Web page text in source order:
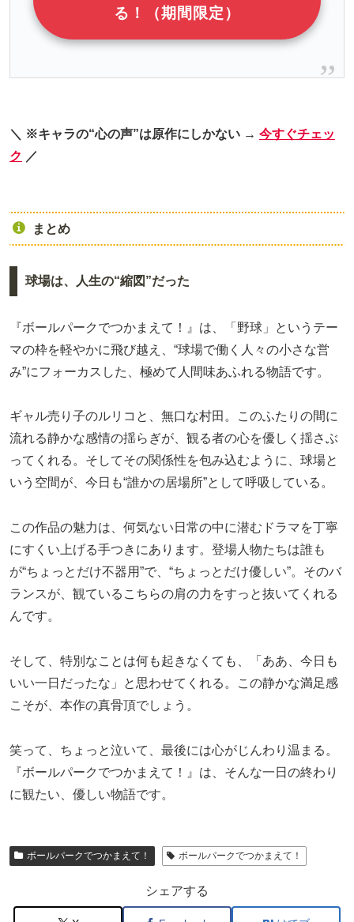
る！（期間限定）
＼ ※キャラの“心の声”は原作にしかない → 今すぐチェッ
ク ／
まとめ
球場は、人生の“縮図”だった
『ボールパークでつかまえて！』は、「野球」というテー
マの枠を軽やかに飛び越え、“球場で働く人々の小さな営
み”にフォーカスした、極めて人間味あふれる物語です。
ギャル売り子のルリコと、無口な村田。このふたりの間に
流れる静かな感情の揺らぎが、観る者の心を優しく揺さぶ
ってくれる。そしてその関係性を包み込むように、球場と
いう空間が、今日も“誰かの居場所”として呼吸している。
この作品の魅力は、何気ない日常の中に潜むドラマを丁寧
にすくい上げる手つきにあります。登場人物たちは誰も
が“ちょっとだけ不器用”で、“ちょっとだけ優しい”。そのバ
ランスが、観ているこちらの肩の力をすっと抜いてくれる
んです。
そして、特別なことは何も起きなくても、「ああ、今日も
いい一日だったな」と思わせてくれる。この静かな満足感
こそが、本作の真骨頂でしょう。
笑って、ちょっと泣いて、最後には心がじんわり温まる。
『ボールパークでつかまえて！』は、そんな一日の終わり
に観たい、優しい物語です。
ボールパークでつかまえて！ ボールパークでつかまえて！
シェアする